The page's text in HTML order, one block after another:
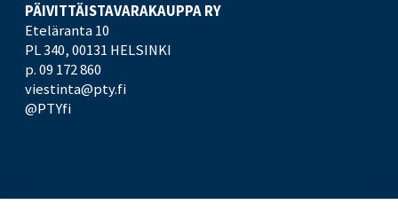
PÄIVITTÄISTAVARA­KAUPPA RY
Eteläranta 10
PL 340,00131 HELSINKI
p. 09 172 860
viestinta@pty.fi
@PTYfi